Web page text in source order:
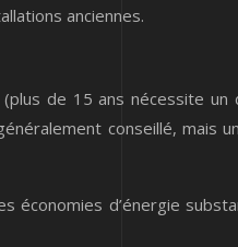
anciennes.
de 15 ans nécessite
conseillé, mais
d’énergie